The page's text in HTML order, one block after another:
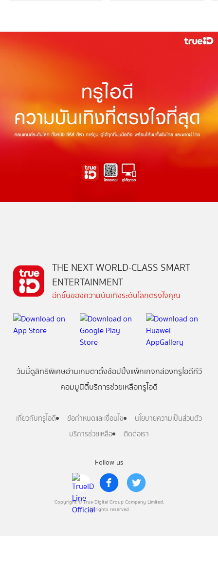
Follow us
Copyright © True Digital Group Company Limited.
All rights reserved
THE NEXT WORLD-CLASS SMART
ENTERTAINMENT
อีกขั้นของความบันเทิงระดับโลกตรงใจคุณ
วันนี้ดูสิทธิพิเศษอ่านเกมตาตั้งช้อปปิ้งแพ็กเกจกล่องทรูไอดีทีวี
คอมมูนิตี้บริการช่วยเหลือทรูไอดี
เกี่ยวกับทรูไอดี ข้อกำหนดและเงื่อนไข
นโยบายความเป็นส่วนตัว
บริการช่วยเหลือ
ติดต่อเรา